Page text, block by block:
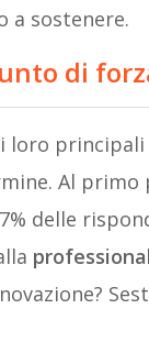
a sostenere.
di
loro
Al primo
delle